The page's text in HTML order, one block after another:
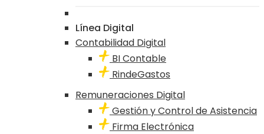
Línea Digital
Contabilidad Digital
BI Contable
RindeGastos
Remuneraciones Digital
Gestión y Control de Asistencia
Firma Electrónica